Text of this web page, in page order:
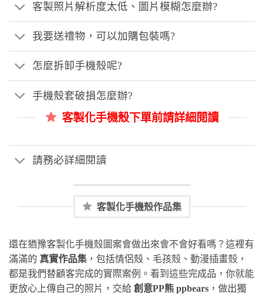
客製照片解析度太低、圖片模糊怎麼辦?
我要送禮物，可以加購包裝嗎?
怎麼拆卸手機殼呢?
手機殼套破損怎麼辦?
客製化手機殼下單前請詳細閱讀
請務必詳細閱讀
客製化手機殼作品集
還在猶豫客製化手機殼圖案會做出來會不會好看嗎？這裡有
滿滿的 真實作品集 ，包括情侶殼、毛孩殼、動漫插畫殼，
都是我們替顧客完成的實際案例。看到這些完成品，你就能
更放心上傳自己的照片，交給 創意PP熊 ppbears ，做出獨